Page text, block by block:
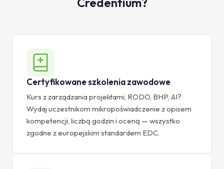
Certyfikowane szkolenia zawodowe
Kurs z zarządzania projektami, RODO, BHP, AI?
Wydaj uczestnikom mikropoświadczenie z opisem
kompetencji, liczbą godzin i oceną — wszystko
zgodne z europejskim standardem EDC.